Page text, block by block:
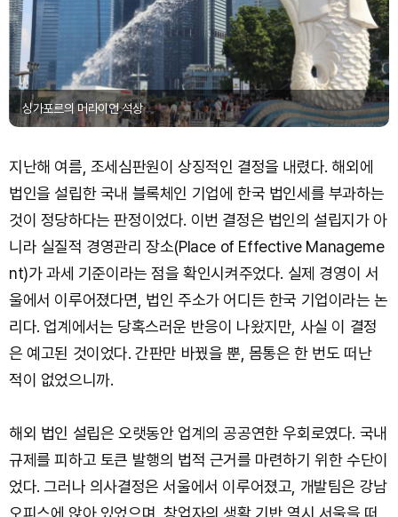
싱가포르의 머라이언 석상
지난해 여름, 조세심판원이 상징적인 결정을 내렸다. 해외에
법인을 설립한 국내 블록체인 기업에 한국 법인세를 부과하는
것이 정당하다는 판정이었다. 이번 결정은 법인의 설립지가 아
니라 실질적 경영관리 장소(Place of Effective Manageme
nt)가 과세 기준이라는 점을 확인시켜주었다. 실제 경영이 서
울에서 이루어졌다면, 법인 주소가 어디든 한국 기업이라는 논
리다. 업계에서는 당혹스러운 반응이 나왔지만, 사실 이 결정
은 예고된 것이었다. 간판만 바꿨을 뿐, 몸통은 한 번도 떠난
적이 없었으니까.
해외 법인 설립은 오랫동안 업계의 공공연한 우회로였다. 국내
규제를 피하고 토큰 발행의 법적 근거를 마련하기 위한 수단이
었다. 그러나 의사결정은 서울에서 이루어졌고, 개발팀은 강남